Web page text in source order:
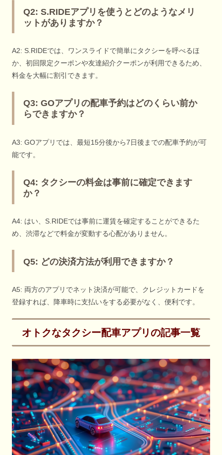
Q2: S.RIDEアプリを使うとどのようなメリ
ットがありますか？
A2: S.RIDEでは、ワンスライドで簡単にタクシーを呼べるほ
か、初回限定クーポンや友達紹介クーポンが利用できるため、
料金を大幅に割引できます。
Q3: GOアプリの配車予約はどのくらい前か
らできますか？
A3: GOアプリでは、最短15分後から7日後までの配車予約が可
能です。
Q4: タクシーの料金は事前に確定できます
か？
A4: はい、S.RIDEでは事前に運賃を確定することができるた
め、渋滞などで料金が変動する心配がありません。
Q5: どの決済方法が利用できますか？
A5: 両方のアプリでネット決済が可能で、クレジットカードを
登録すれば、降車時に支払いをする必要がなく、便利です。
オトクなタクシー配車アプリの記事一覧